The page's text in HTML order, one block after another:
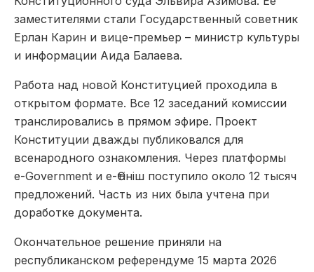
заместителями стали Государственный советник
Ерлан Карин и вице-премьер – министр культуры
и информации Аида Балаева.
Работа над новой Конституцией проходила в
открытом формате. Все 12 заседаний комиссии
транслировались в прямом эфире. Проект
Конституции дважды публиковался для
всенародного ознакомления. Через платформы
e-Government и e-Өтініш поступило около 12 тысяч
предложений. Часть из них была учтена при
доработке документа.
Окончательное решение приняли на
республиканском референдуме 15 марта 2026